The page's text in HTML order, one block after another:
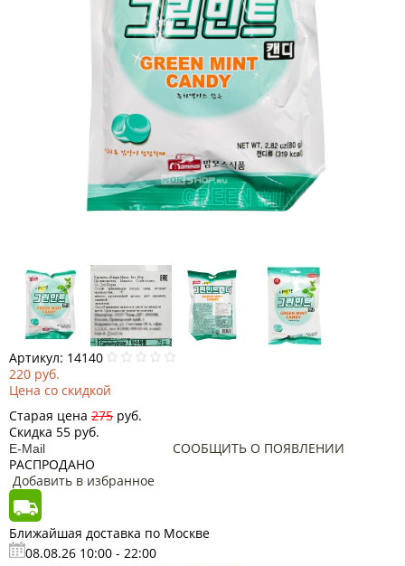
Артикул: 14140
220 руб.
Цена со скидкой
Старая цена 275 руб.
Скидка 55 руб.
СООБЩИТЬ О ПОЯВЛЕНИИ
РАСПРОДАНО
Добавить в избранное
Ближайшая доставка по Москве
08.08.26 10:00 - 22:00